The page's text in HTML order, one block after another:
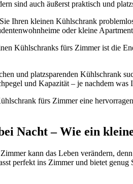
sind auch äußerst praktisch und
Ihren kleinen Kühlschrank
oder kleine
Kühlschranks fürs Zimmer ist die
und platzsparenden Kühlschrank
und Kapazität – je nachdem was
fürs Zimmer eine
Nacht – Wie ein
kann das Leben verändern,
perfekt ins Zimmer und bietet